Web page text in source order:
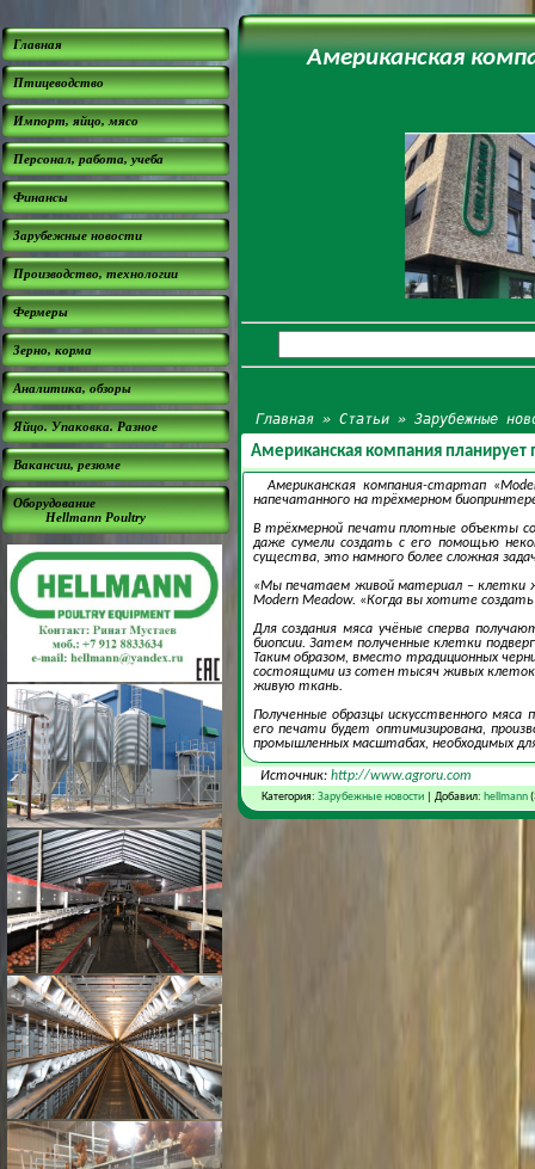
Главная
Птицеводство
Импорт, яйцо, мясо
Персонал, работа, учеба
Финансы
Зарубежные новости
Производство, технологии
Фермеры
Зерно, корма
Аналитика, обзоры
Яйцо. Упаковка. Разное
Вакансии, резюме
Оборудование
Hellmann Poultry
Американская
Главная »Статьи »Зарубежные
Американская компания планирует
Американская компания-стартап
напечатанного на трёхмерном
В трёхмерной печати плотные объекты
даже сумели создать с его помощью
существа, это намного более сложная
«Мы печатаем живой материал – клетки
Modern Meadow. «Когда вы хотите
Для создания мяса учёные сперва
биопсии. Затем полученные клетки
Таким образом, вместо традиционных
состоящими из сотен тысяч живых
живую ткань.
Полученные образцы искусственного
его печати будет оптимизирована,
промышленных масштабах, необходимых
Источник: http://www.agroru.com
Категория: Зарубежные новости| Добавил: hellmann